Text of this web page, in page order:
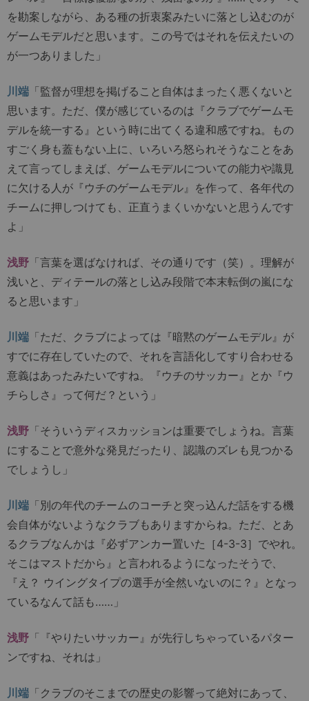
を勘案しながら、ある種の折衷案みたいに落とし込むのが
ゲームモデルだと思います。この号ではそれを伝えたいの
が一つありました」
川端 「監督が理想を掲げること自体はまったく悪くないと
思います。ただ、僕が感じているのは『クラブでゲームモ
デルを統一する』という時に出てくる違和感ですね。もの
すごく身も蓋もない上に、いろいろ怒られそうなことをあ
えて言ってしまえば、ゲームモデルについての能力や識見
に欠ける人が『ウチのゲームモデル』を作って、各年代の
チームに押しつけても、正直うまくいかないと思うんです
よ」
浅野 「言葉を選ばなければ、その通りです（笑）。理解が
浅いと、ディテールの落とし込み段階で本末転倒の嵐にな
ると思います」
川端 「ただ、クラブによっては『暗黙のゲームモデル』が
すでに存在していたので、それを言語化してすり合わせる
意義はあったみたいですね。『ウチのサッカー』とか『ウ
チらしさ』って何だ？という」
浅野 「そういうディスカッションは重要でしょうね。言葉
にすることで意外な発見だったり、認識のズレも見つかる
でしょうし」
川端 「別の年代のチームのコーチと突っ込んだ話をする機
会自体がないようなクラブもありますからね。ただ、とあ
るクラブなんかは『必ずアンカー置いた［4-3-3］でやれ。
そこはマストだから』と言われるようになったそうで、
『え？ ウイングタイプの選手が全然いないのに？』となっ
ているなんて話も……」
浅野 「『やりたいサッカー』が先行しちゃっているパター
ンですね、それは」
川端 「クラブのそこまでの歴史の影響って絶対にあって、